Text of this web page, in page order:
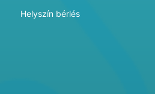
Helyszín bérlés